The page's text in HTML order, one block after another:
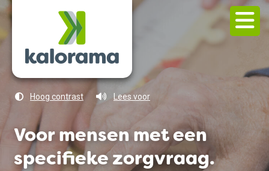
Hoog contrast Lees voor
Voormensen meteen
specifiekezorgvraag.
Voormensen meteen
specifiekezorgvraag.
Voormensen meteen
specifiekezorgvraag.